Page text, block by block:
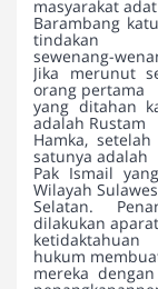
masyarakat adat
Barambang
tindakan
sewenang-
Jika merunut
orang pertama
yang ditahan
adalah Rustam
Hamka,
satunya adalah
Pak Ismail
Wilayah
Selatan.
dilakukan
hukum
mereka